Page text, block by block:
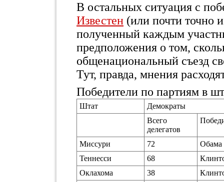
В остальных ситуация с
Известен (или почти точно
полученный каждым
предположения о том,
общенациональный съезд
Тут, правда, мнения
Победители по партиям в
Штат
Демократы
Всего
делегатов
Миссури 72
Обама
Теннесси
68
Оклахома
38